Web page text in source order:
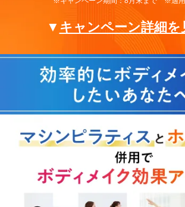
▼ キャンペーン詳細を